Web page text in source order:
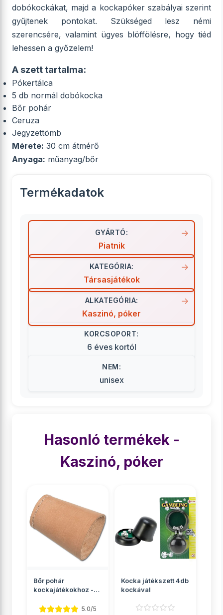
dobókockákat, majd a kockapóker szabályai szerint
gyűjtenek pontokat. Szükséged lesz némi
szerencsére, valamint ügyes blöffölésre, hogy tiéd
lehessen a győzelem!
A szett tartalma:
Pókertálca
5 db normál dobókocka
Bőr pohár
Ceruza
Jegyzettömb
Mérete: 30 cm átmérő
Anyaga: műanyag/bőr
Termékadatok
GYÁRTÓ:
Piatnik
KATEGÓRIA:
Társasjátékok
ALKATEGÓRIA:
Kaszinó, póker
KORCSOPORT:
6 éves kortól
NEM:
unisex
Hasonló termékek -
Kaszinó, póker
Bőr pohár
kockajátékokhoz -
5.0/5
Kocka játékszett 4db
kockával